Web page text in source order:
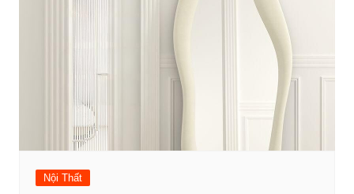
Nội Thất